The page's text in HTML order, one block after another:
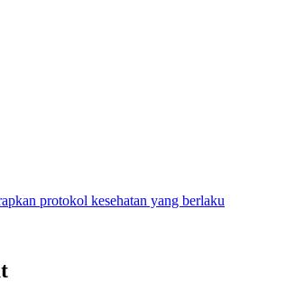
protokol kesehatan yang berlaku